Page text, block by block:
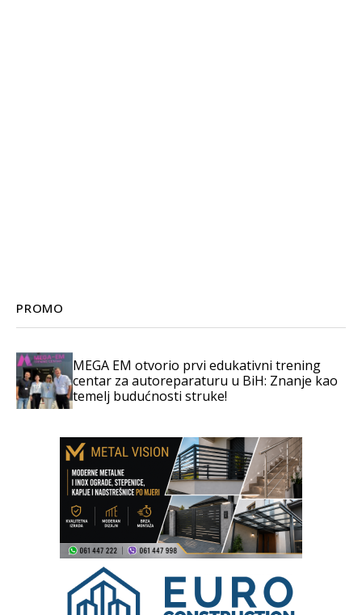
PROMO
MEGA EM otvorio prvi edukativni trening
centar za autoreparaturu u BiH: Znanje kao
temelj budućnosti struke!